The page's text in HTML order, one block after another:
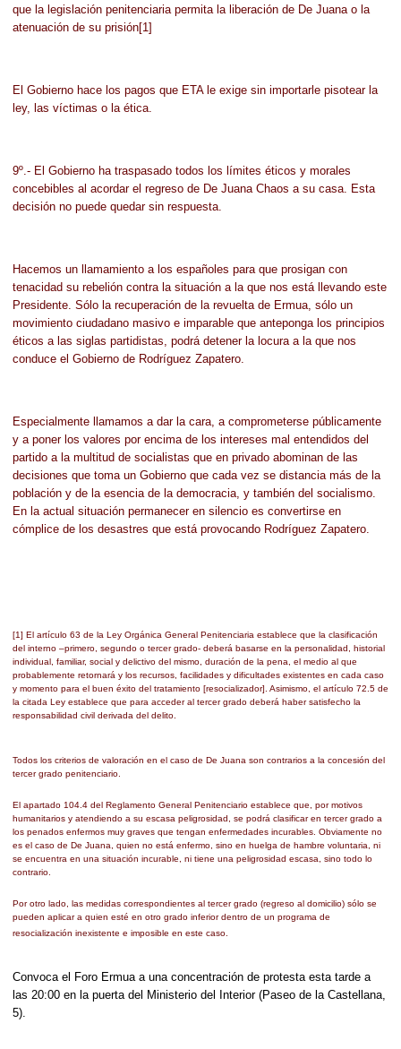
que la legislación penitenciaria permita la liberación de De Juana o la
atenuación de su prisión[1]
El Gobierno hace los pagos que ETA le exige sin importarle pisotear la
ley, las víctimas o la ética.
9º.- El Gobierno ha traspasado todos los límites éticos y morales
concebibles al acordar el regreso de De Juana Chaos a su casa. Esta
decisión no puede quedar sin respuesta.
Hacemos un llamamiento a los españoles para que prosigan con
tenacidad su rebelión contra la situación a la que nos está llevando este
Presidente. Sólo la recuperación de la revuelta de Ermua, sólo un
movimiento ciudadano masivo e imparable que anteponga los principios
éticos a las siglas partidistas, podrá detener la locura a la que nos
conduce el Gobierno de Rodríguez Zapatero.
Especialmente llamamos a dar la cara, a comprometerse públicamente
y a poner los valores por encima de los intereses mal entendidos del
partido a la multitud de socialistas que en privado abominan de las
decisiones que toma un Gobierno que cada vez se distancia más de la
población y de la esencia de la democracia, y también del socialismo.
En la actual situación permanecer en silencio es convertirse en
cómplice de los desastres que está provocando Rodríguez Zapatero.
[1] El artículo 63 de la Ley Orgánica General Penitenciaria establece que la clasificación
del interno –primero, segundo o tercer grado- deberá basarse en la personalidad, historial
individual, familiar, social y delictivo del mismo, duración de la pena, el medio al que
probablemente retornará y los recursos, facilidades y dificultades existentes en cada caso
y momento para el buen éxito del tratamiento [resocializador]. Asimismo, el artículo 72.5 de
la citada Ley establece que para acceder al tercer grado deberá haber satisfecho la
responsabilidad civil derivada del delito.
Todos los criterios de valoración en el caso de De Juana son contrarios a la concesión del
tercer grado penitenciario.
El apartado 104.4 del Reglamento General Penitenciario establece que, por motivos
humanitarios y atendiendo a su escasa peligrosidad, se podrá clasificar en tercer grado a
los penados enfermos muy graves que tengan enfermedades incurables. Obviamente no
es el caso de De Juana, quien no está enfermo, sino en huelga de hambre voluntaria, ni
se encuentra en una situación incurable, ni tiene una peligrosidad escasa, sino todo lo
contrario.
Por otro lado, las medidas correspondientes al tercer grado (regreso al domicilio) sólo se
pueden aplicar a quien esté en otro grado inferior dentro de un programa de
resocialización inexistente e imposible en este caso.
Convoca el Foro Ermua a una concentración de protesta esta tarde a
las 20:00 en la puerta del Ministerio del Interior (Paseo de la Castellana,
5).